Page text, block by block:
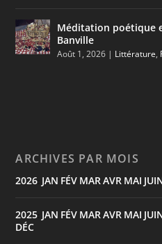
Méditation poétique
Banville
Août 1, 2026 | Littérature,
ARCHIVES PAR MOIS
2026 JAN FÉV MARAVR MAI
2025 JAN FÉV MARAVR MAI
DÉC